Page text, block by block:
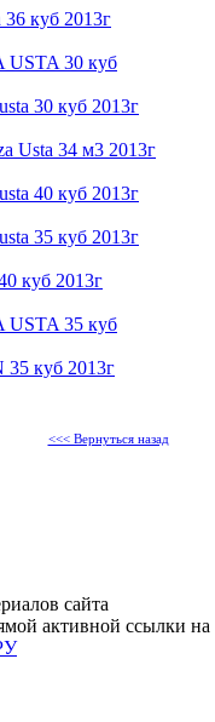
куб 2013г
USTA 30 куб
30 куб 2013г
Usta 34 м3 2013г
40 куб 2013г
35 куб 2013г
куб 2013г
USTA 35 куб
куб 2013г
<<< Вернуться назад
сайта
активной ссылки на